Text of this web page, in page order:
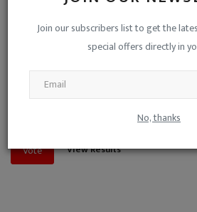
Join our subscribers list to get the
special offers directly in
No, thanks
बड़ा अपराध है, पार्षद पद से बर्खास्त भी करना
पक्ष-विपक्ष की मिली-जुली कुश्ती है, इसलिए नो-
यह जनहित के मुद्दों से ध्यान भटकाने की साजिश है।
Vote View Results